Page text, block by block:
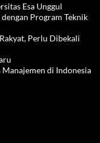
Esa Unggul
Program Teknik
Perlu Dibekali
Manajemen di Indonesia